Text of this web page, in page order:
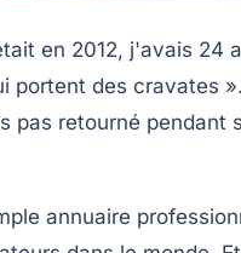
en 2012, j'avais 24
portent des cravates
pas retourné pendant
annuaire